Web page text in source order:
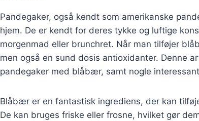
Pandegaker, også kendt som amerikanske
hjem. De er kendt for deres tykke og luftige
morgenmad eller brunchret. Når man tilføjer
men også en sund dosis antioxidanter. Denne
pandegaker med blåbær, samt nogle
Blåbær er en fantastisk ingrediens, der kan
De kan bruges friske eller frosne, hvilket gør